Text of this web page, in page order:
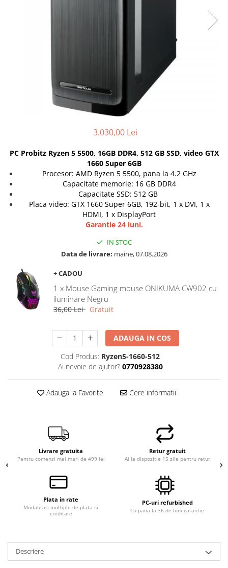
Componente Renew/Refurbished
Placi de baza REFURBISHED
Calculatoare All-in-One NOI
All-in-One REFURBISHED
Calculatoare All-in-One RENEW
Componente All-in-One
3.030,00 Lei
PC Probitz Ryzen 5 5500, 16GB DDR4, 512 GB SSD, video GTX
1660 Super 6GB
Procesor: AMD Ryzen 5 5500, pana la 4.2 GHz
Capacitate memorie: 16 GB DDR4
Capacitate SSD: 512 GB
Placa video: GTX 1660 Super 6GB, 192-bit, 1 x DVI, 1 x
HDMI, 1 x DisplayPort
Garantie 24 luni.
IN STOC
Data de livrare: maine, 07.08.2026
+ CADOU
1 x Mouse Gaming mouse ONIKUMA CW902 cu
iluminare Negru
36,00 Lei Gratuit
ADAUGA IN COS
Cod Produs: Ryzen5-1660-512
Ai nevoie de ajutor? 0770928380
Adauga la Favorite Cere informatii
Livrare gratuita
Pentru comenzi mai mari de 499 lei
Retur gratuit
Ai la dispozitie 15 zile pentru retur
Plata in rate
Modalitati multiple de plata si
creditare
PC-uri refurbished
Cu pana la 36 de luni garantie
Descriere